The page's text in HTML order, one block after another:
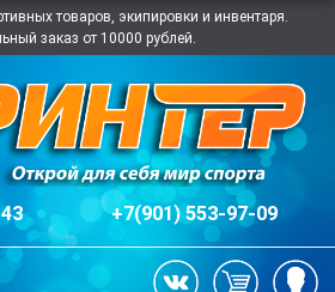
товаров, экипировки и инвентаря.
заказ от 10000 рублей.
+7(901) 553-97-09